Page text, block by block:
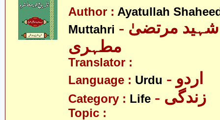
Author : Ayatullah
Muttahri - آیت اللہ شہید مرتضیٰ
مطہری
Translator :
Language : Urdu - اردو
Category : Life - زندگی
Topic :